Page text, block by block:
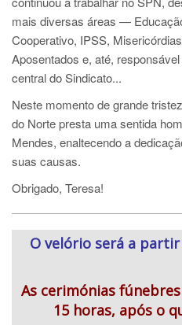
mais diversas áreas —
Cooperativo, IPSS,
Aposentados e, até,
central do Sindicato...
Neste momento de grande
do Norte presta uma sentida
Mendes, enaltecendo a
suas causas.
Obrigado, Teresa!
O velório será a partir
As cerimónias
15 horas, após o